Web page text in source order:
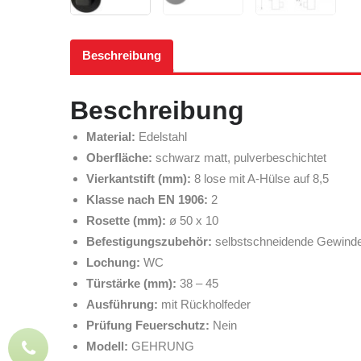
Beschreibung
Beschreibung
Material: Edelstahl
Oberfläche: schwarz matt, pulverbeschichtet
Vierkantstift (mm): 8 lose mit A-Hülse auf 8,5
Klasse nach EN 1906: 2
Rosette (mm): ø 50 x 10
Befestigungszubehör: selbstschneidende
Lochung: WC
Türstärke (mm): 38 – 45
Ausführung: mit Rückholfeder
Prüfung Feuerschutz: Nein
Modell: GEHRUNG